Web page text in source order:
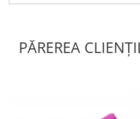
PĂREREA